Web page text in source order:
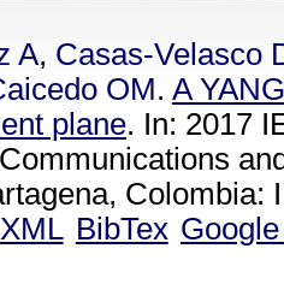
A, Casas-Velasco
OM. A
plane. In: 2017
Colombia:
XML BibTex